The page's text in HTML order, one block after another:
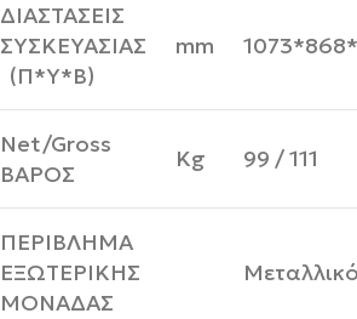
ΔΙΑΣΤΑΣΕΙΣ
ΣΥΣΚΕΥΑΣΙΑΣ
(Π*Υ*Β)
mm
Net/Gross
ΒΑΡΟΣ
Kg 99 / 111
ΠΕΡΙΒΛΗΜΑ
ΕΞΩΤΕΡΙΚΗΣ
ΜΟΝΑΔΑΣ